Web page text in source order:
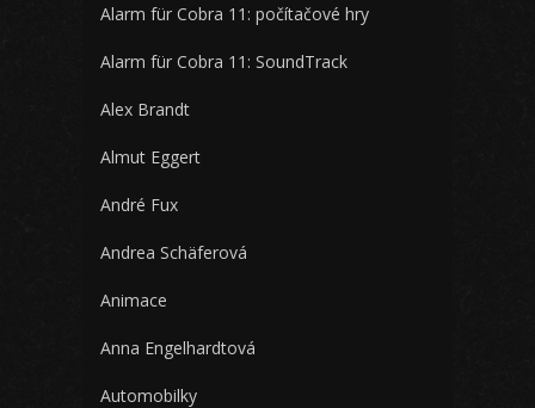
Alarm für Cobra 11: počítačové hry
Alarm für Cobra 11: SoundTrack
Alex Brandt
Almut Eggert
André Fux
Andrea Schäferová
Animace
Anna Engelhardtová
Automobilky